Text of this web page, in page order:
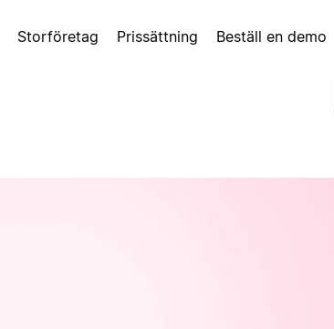
Storföretag Prissättning Beställ en demo